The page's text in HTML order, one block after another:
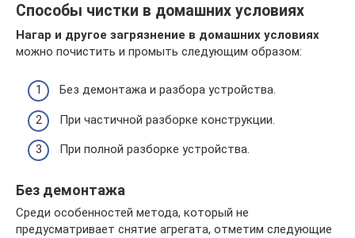
Способы чистки в домашних условиях
Нагар и другое загрязнение в домашних условиях
можно почистить и промыть следующим образом:
Без демонтажа и разбора устройства.
При частичной разборке конструкции.
При полной разборке устройства.
Без демонтажа
Среди особенностей метода, который не
предусматривает снятие агрегата, отметим следующие